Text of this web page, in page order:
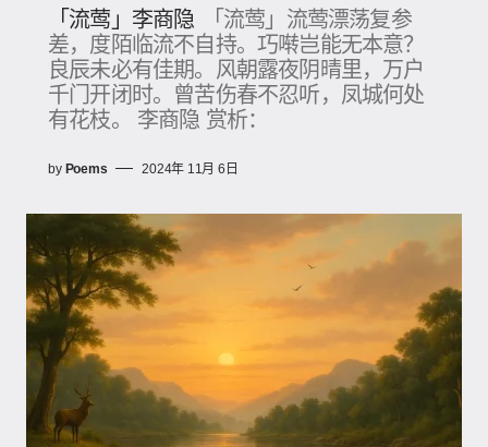
「流莺」李商隐
「流莺」流莺漂荡复参
差，度陌临流不自持。巧啭岂能无本意？
良辰未必有佳期。风朝露夜阴晴里，万户
千门开闭时。曾苦伤春不忍听，凤城何处
有花枝。 李商隐 赏析：
by Poems 2024年 11月 6日